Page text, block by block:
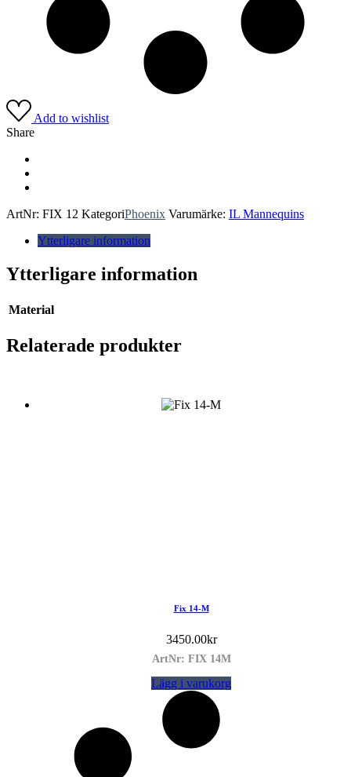
Add to wishlist
Share
ArtNr: FIX 12 KategoriPhoenix Varumärke: IL Mannequins
Ytterligare information
Ytterligare information
Material
Relaterade produkter
Fix 14-M
3450.00kr
ArtNr: FIX 14M
Lägg i varukorg